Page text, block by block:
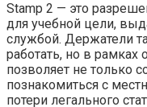
Stamp 2 — это
для учебной цели,
службой. Держатели
работать, но в рамках
позволяет не только
познакомиться с
потери легального